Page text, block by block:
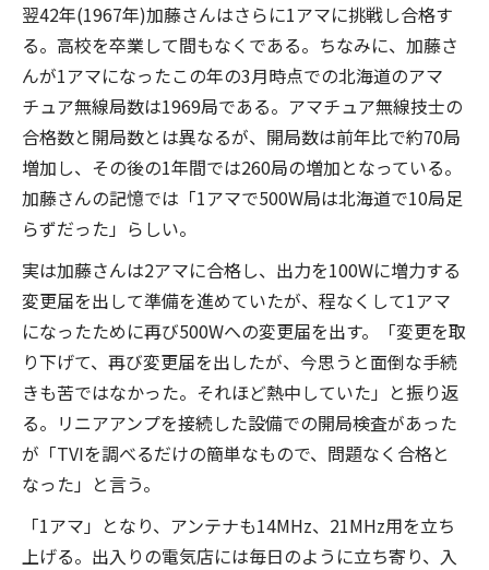
翌42年(1967年)加藤さんはさらに1アマに挑戦し合格す
る。高校を卒業して間もなくである。ちなみに、加藤さ
んが1アマになったこの年の3月時点での北海道のアマ
チュア無線局数は1969局である。アマチュア無線技士の
合格数と開局数とは異なるが、開局数は前年比で約70局
増加し、その後の1年間では260局の増加となっている。
加藤さんの記憶では「1アマで500W局は北海道で10局足
らずだった」らしい。
実は加藤さんは2アマに合格し、出力を100Wに増力する
変更届を出して準備を進めていたが、程なくして1アマ
になったために再び500Wへの変更届を出す。「変更を取
り下げて、再び変更届を出したが、今思うと面倒な手続
きも苦ではなかった。それほど熱中していた」と振り返
る。リニアアンプを接続した設備での開局検査があった
が「TVIを調べるだけの簡単なもので、問題なく合格と
なった」と言う。
「1アマ」となり、アンテナも14MHz、21MHz用を立ち
上げる。出入りの電気店には毎日のように立ち寄り、入